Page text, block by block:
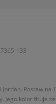
133
Postaw na
Jego kolor fituje